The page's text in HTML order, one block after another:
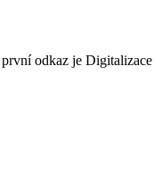
odkaz je